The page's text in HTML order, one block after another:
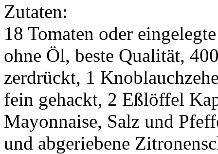
Zutaten:
18 Tomaten oder
ohne Öl, beste Qualität,
zerdrückt, 1
fein gehackt, 2 Eßlöffel
Mayonnaise, Salz und
und abgeriebene